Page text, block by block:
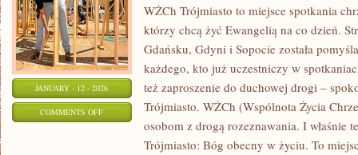
JANUARY - 12 - 2026
COMMENTS OFFON
GASTRONOMIA
WŻCh Trójmiasto to miejsce spotkania
którzy chcą żyć Ewangelią na co dzień.
Gdańsku, Gdyni i Sopocie została
każdego, kto już uczestniczy w
też zaproszenie do duchowej drogi –
Trójmiasto. WŻCh (Wspólnota Życia
osobom z drogą rozeznawania. I właśnie
Trójmiasto: Bóg obecny w życiu. To